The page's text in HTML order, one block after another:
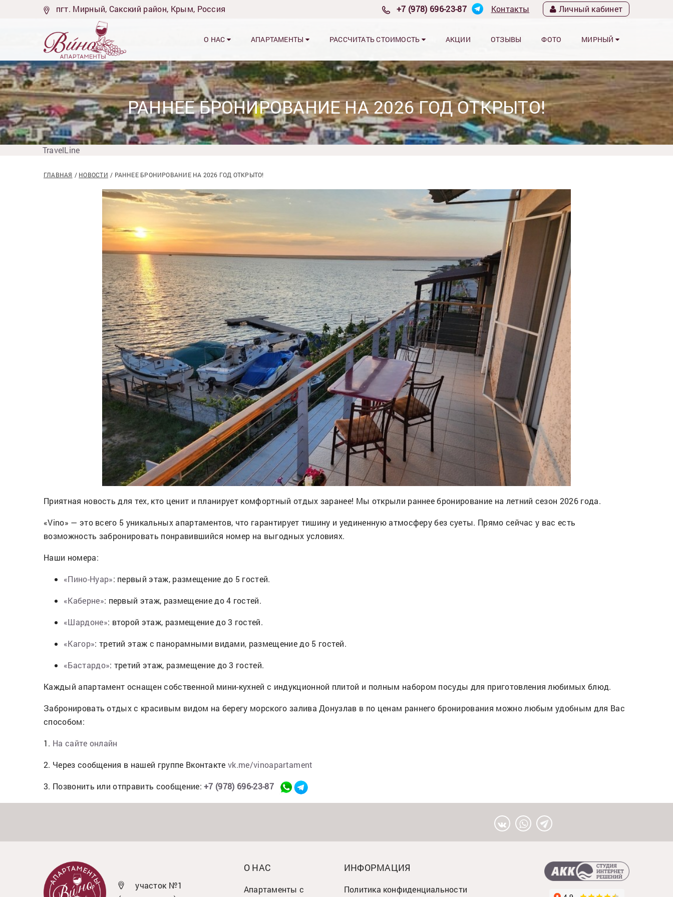
пгт. Мирный, Сакский район, Крым, Россия +7 (978) 696-23-87 Контакты Личный кабинет
О НАС АПАРТАМЕНТЫ РАССЧИТАТЬ СТОИМОСТЬ АКЦИИ ОТЗЫВЫ ФОТО МИРНЫЙ
РАННЕЕ БРОНИРОВАНИЕ НА 2026 ГОД ОТКРЫТО!
TravelLine
ГЛАВНАЯ НОВОСТИ РАННЕЕ БРОНИРОВАНИЕ НА 2026 ГОД ОТКРЫТО!
Приятная новость для тех, кто ценит и планирует комфортный отдых заранее! Мы открыли раннее бронирование на летний сезон 2026 года.
«Vino» — это всего 5 уникальных апартаментов, что гарантирует тишину и уединенную атмосферу без суеты. Прямо сейчас у вас есть
возможность забронировать понравившийся номер на выгодных условиях.
Наши номера:
«Пино-Нуар»: первый этаж, размещение до 5 гостей.
«Каберне»: первый этаж, размещение до 4 гостей.
«Шардоне»: второй этаж, размещение до 3 гостей.
«Кагор»: третий этаж с панорамными видами, размещение до 5 гостей.
«Бастардо»: третий этаж, размещение до 3 гостей.
Каждый апартамент оснащен собственной мини-кухней с индукционной плитой и полным набором посуды для приготовления любимых блюд.
Забронировать отдых с красивым видом на берегу морского залива Донузлав в по ценам раннего бронирования можно любым удобным для Вас
способом:
1. На сайте онлайн
2. Через сообщения в нашей группе Вконтактеvk.me/vinoapartament
3. Позвонить или отправить сообщение:+7 (978) 696-23-87
участок №1
О НАС
Апартаменты с
ИНФОРМАЦИЯ
Политика конфиденциальности